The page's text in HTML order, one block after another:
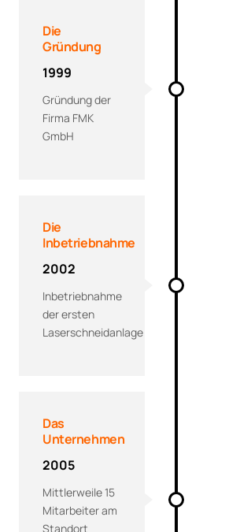
Die
Gründung
1999
Gründung der
Firma FMK
GmbH
Die
Inbetriebnahme
2002
Inbetriebnahme
der ersten
Laserschneidanlage
Das
Unternehmen
2005
Mittlerweile 15
Mitarbeiter am
Standort